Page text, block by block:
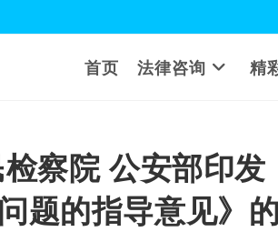
首页 法律咨询 精
察院 公安部印发
题的指导意见》